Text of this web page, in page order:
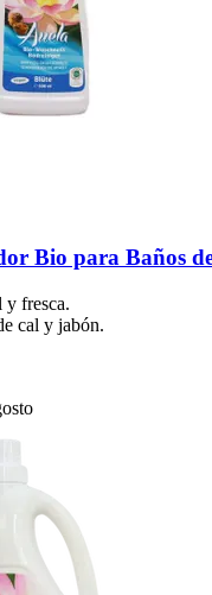
Bio para Baños
y fresca.
cal y jabón.